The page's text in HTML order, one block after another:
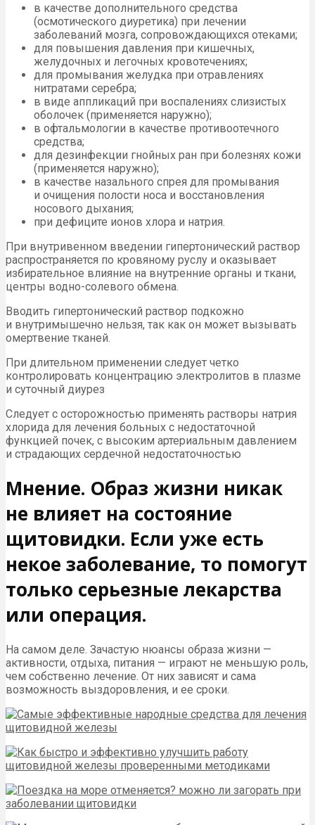
в качестве дополнительного средства
(осмотического диуретика) при лечении
заболеваний мозга, сопровождающихся отеками;
для повышения давления при кишечных,
желудочных и легочных кровотечениях;
для промывания желудка при отравлениях
нитратами серебра;
в виде аппликаций при воспалениях слизистых
оболочек (применяется наружно);
в офтальмологии в качестве противоотечного
средства;
для дезинфекции гнойных ран при болезнях кожи
(применяется наружно);
в качестве назального спрея для промывания
и очищения полости носа и восстановления
носового дыхания;
при дефиците ионов хлора и натрия.
При внутривенном введении гипертонический раствор
распространяется по кровяному руслу и оказывает
избирательное влияние на внутренние органы и ткани,
центры водно-солевого обмена.
Вводить гипертонический раствор подкожно
и внутримышечно нельзя, так как он может вызывать
омертвение тканей.
При длительном применении следует четко
контролировать концентрацию электролитов в плазме
и суточный диурез
Следует с осторожностью применять растворы натрия
хлорида для лечения больных с недостаточной
функцией почек, с высоким артериальным давлением
и страдающих сердечной недостаточностью
Мнение. Образ жизни никак
не влияет на состояние
щитовидки. Если уже есть
некое заболевание, то помогут
только серьезные лекарства
или операция.
На самом деле. Зачастую нюансы образа жизни —
активности, отдыха, питания — играют не меньшую роль,
чем собственно лечение. От них зависят и сама
возможность выздоровления, и ее сроки.